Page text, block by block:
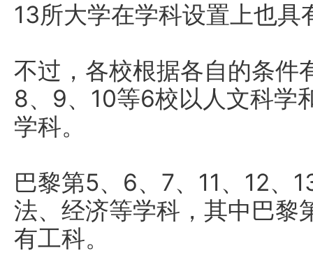
13所大学在学科设置上也
不过，各校根据各自的条件
8、9、10等6校以人文科学
学科。
巴黎第5、6、7、11、12、
法、经济等学科，其中巴黎
有工科。